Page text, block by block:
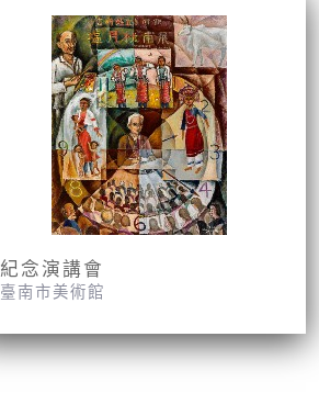
紀念演講會
臺南市美術館